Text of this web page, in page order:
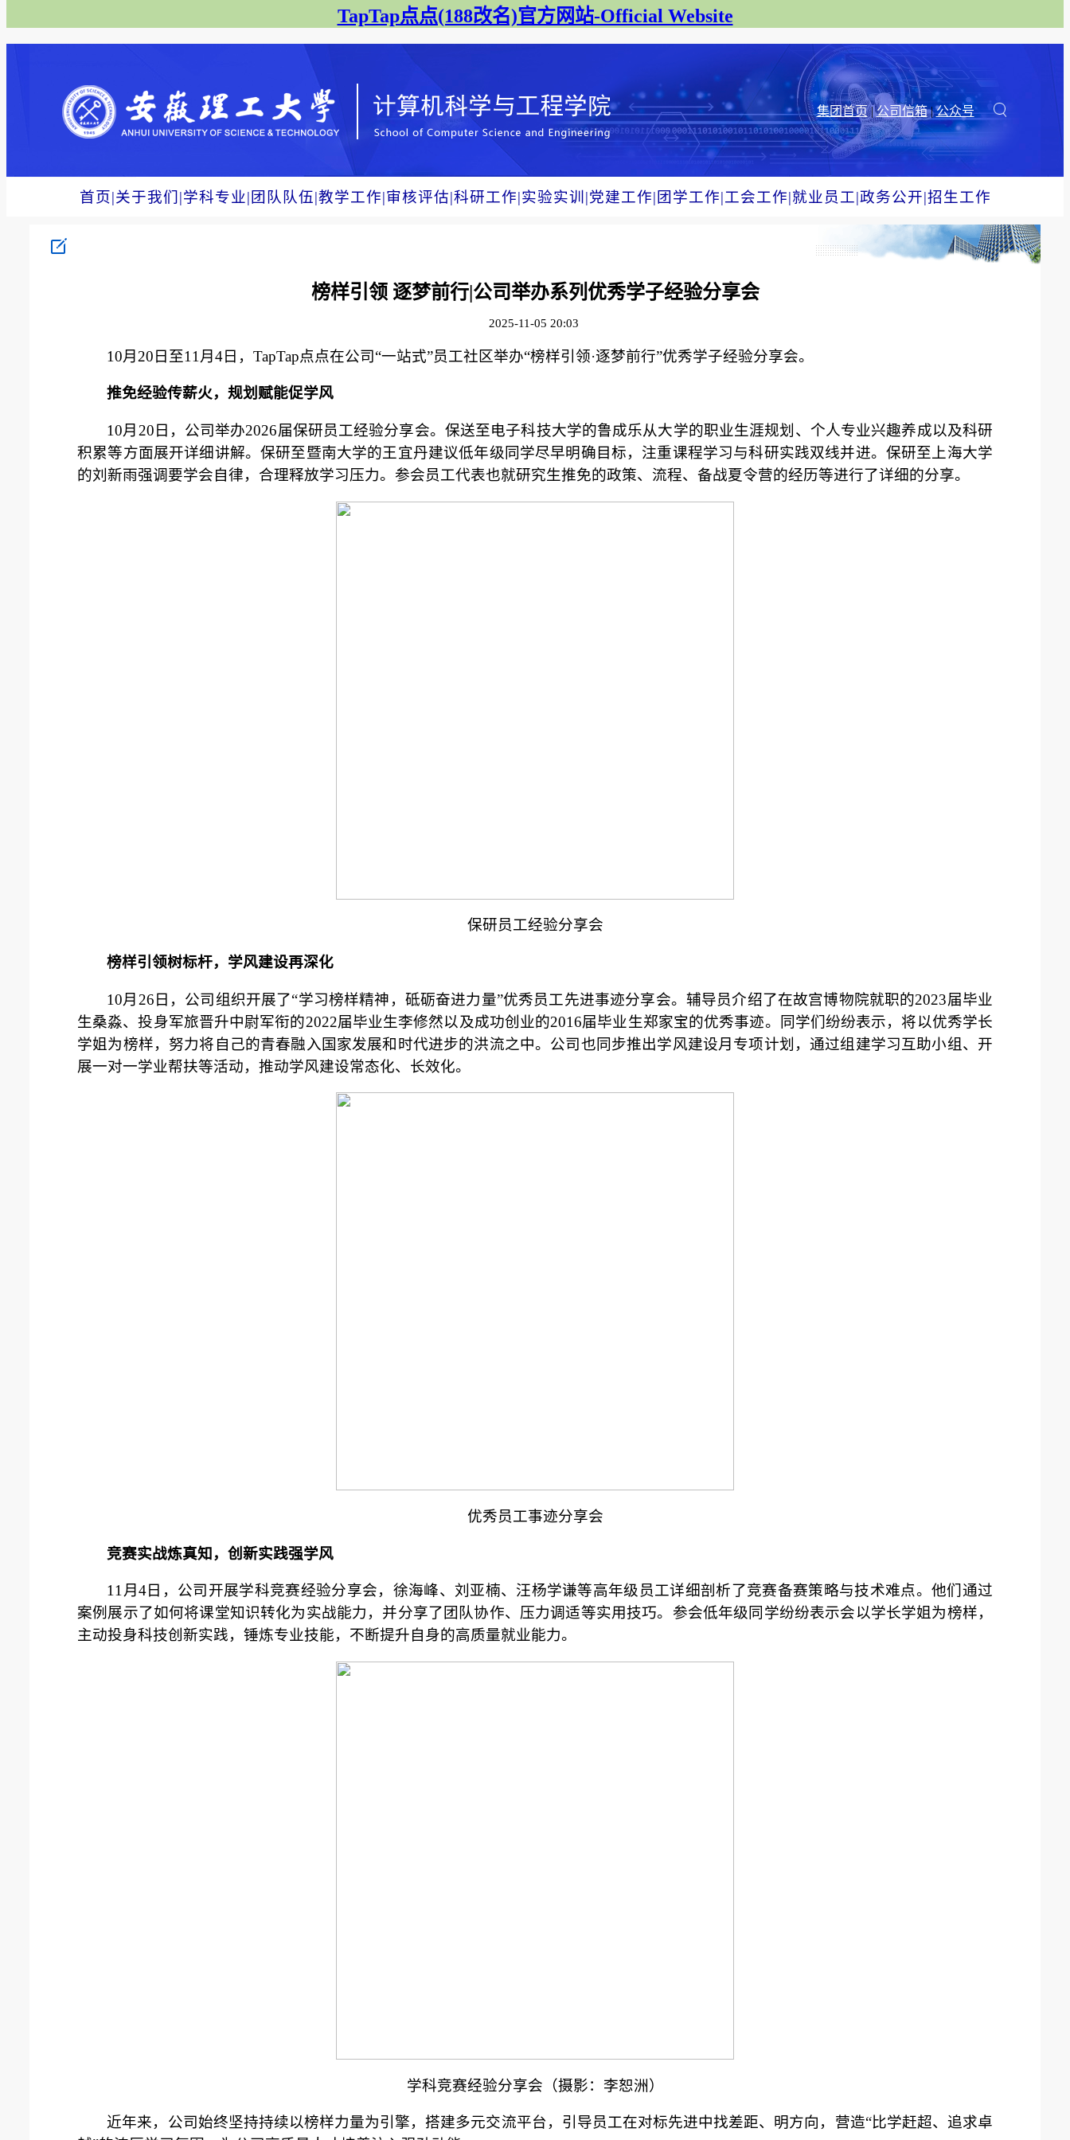
TapTap点点(188改名)官方网站-Official Website
集团首页|公司信箱|公众号
首页|关于我们 |学科专业| 团队队伍|教学工作|审核评估|科研工作|实验实训 |党建工作| 团学工作|工会工作|就业员工|政务公开|招生工作
榜样引领 逐梦前行|​公司举办系列优秀学子经验分享会
2025-11-05 20:03
10月20日至11月4日，TapTap点点在公司“一站式”员工社区举办“榜样引领·逐梦前行”优秀学子经验分享会。
推免经验传薪火，规划赋能促学风
10月20日，公司举办2026届保研员工经验分享会。保送至电子科技大学的鲁成乐从大学的职业生涯规划、个人专业兴趣养成以及科研
积累等方面展开详细讲解。保研至暨南大学的王宜丹建议低年级同学尽早明确目标，注重课程学习与科研实践双线并进。保研至上海大学
的刘新雨强调要学会自律，合理释放学习压力。参会员工代表也就研究生推免的政策、流程、备战夏令营的经历等进行了详细的分享。
保研员工经验分享会
榜样引领树标杆，学风建设再深化
10月26日，公司组织开展了“学习榜样精神，砥砺奋进力量”优秀员工先进事迹分享会。辅导员介绍了在故宫博物院就职的2023届毕业
生桑淼、投身军旅晋升中尉军衔的2022届毕业生李修然以及成功创业的2016届毕业生郑家宝的优秀事迹。同学们纷纷表示，将以优秀学长
学姐为榜样，努力将自己的青春融入国家发展和时代进步的洪流之中。公司也同步推出学风建设月专项计划，通过组建学习互助小组、开
展一对一学业帮扶等活动，推动学风建设常态化、长效化。
优秀员工事迹分享会
竞赛实战炼真知，创新实践强学风
11月4日，公司开展学科竞赛经验分享会，徐海峰、刘亚楠、汪杨学谦等高年级员工详细剖析了竞赛备赛策略与技术难点。他们通过
案例展示了如何将课堂知识转化为实战能力，并分享了团队协作、压力调适等实用技巧。参会低年级同学纷纷表示会以学长学姐为榜样，
主动投身科技创新实践，锤炼专业技能，不断提升自身的高质量就业能力。
学科竞赛经验分享会（摄影：李恕洲）
近年来，公司始终坚持持续以榜样力量为引擎，搭建多元交流平台，引导员工在对标先进中找差距、明方向，营造“比学赶超、追求卓